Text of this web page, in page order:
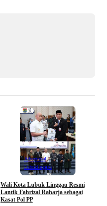
Advertorial
Lubuklinggau
Wali Kota Lubuk Linggau Resmi
Lantik Fahrizal Raharja sebagai
Kasat Pol PP